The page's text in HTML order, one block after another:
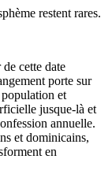
restent rares.
cette date
porte sur
et
jusque-là et
annuelle.
et dominicains,
en